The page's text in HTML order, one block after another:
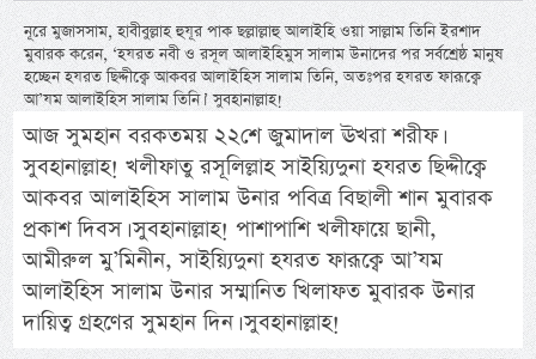
নূরে মুজাসসাম, হাবীবুল্লাহ হুযূর পাক ছল্লাল্লাহু আলাইহি ওয়া সাল্লাম তিনি ইরশাদ
মুবারক করেন, ‘হযরত নবী ও রসূল আলাইহিমুস সালাম উনাদের পর সর্বশ্রেষ্ঠ মানুষ
হচ্ছেন হযরত ছিদ্দীক্বে আকবর আলাইহিস সালাম তিনি, অতঃপর হযরত ফারূক্বে
আ’যম আলাইহিস সালাম তিনি।’ সুবহানাল্লাহ!
আজ সুমহান বরকতময় ২২শে জুমাদাল ঊখরা শরীফ।
সুবহানাল্লাহ! খলীফাতু রসূলিল্লাহ সাইয়্যিদুনা হযরত ছিদ্দীক্বে
আকবর আলাইহিস সালাম উনার পবিত্র বিছালী শান মুবারক
প্রকাশ দিবস। সুবহানাল্লাহ! পাশাপাশি খলীফায়ে ছানী,
আমীরুল মু’মিনীন, সাইয়্যিদুনা হযরত ফারূক্বে আ’যম
আলাইহিস সালাম উনার সম্মানিত খিলাফত মুবারক উনার
দায়িত্ব গ্রহণের সুমহান দিন। সুবহানাল্লাহ!